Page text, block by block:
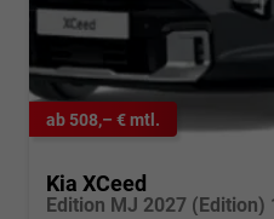
ab 508,– € mtl.
Kia XCeed